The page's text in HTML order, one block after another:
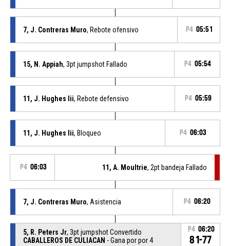
7, J. Contreras Muro, Rebote ofensivo P4 05:51
15, N. Appiah, 3pt jumpshot Fallado P4 05:54
11, J. Hughes Iii, Rebote defensivo P4 05:59
11, J. Hughes Iii, Bloqueo P4 06:03
P4 06:03 11, A. Moultrie, 2pt bandeja Fallado
7, J. Contreras Muro, Asistencia P4 06:20
5, R. Peters Jr, 3pt jumpshot Convertido
CABALLEROS DE CULIACAN - Gana por por 4
P4 06:20
81-77